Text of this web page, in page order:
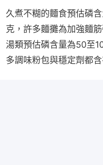
久煮不糊的麵食預估磷
克，許多麵攤為加強麵
湯類預估磷含量為50至
多調味粉包與穩定劑都含